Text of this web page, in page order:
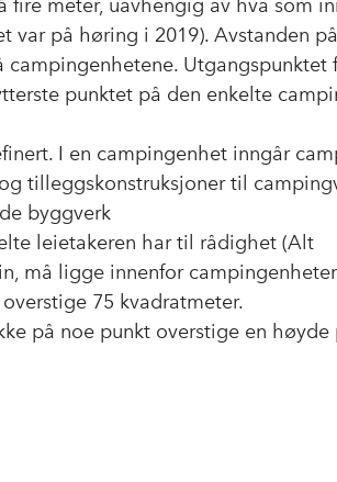
fire meter, uavhengig av hva som
var på høring i 2019). Avstanden
Utgangspunktet
punktet på den enkelte
I en campingenhet inngår
tilleggskonstruksjoner til
byggverk
leietakeren har til rådighet (Alt
må ligge innenfor
75 kvadratmeter.
på noe punkt overstige en høyde